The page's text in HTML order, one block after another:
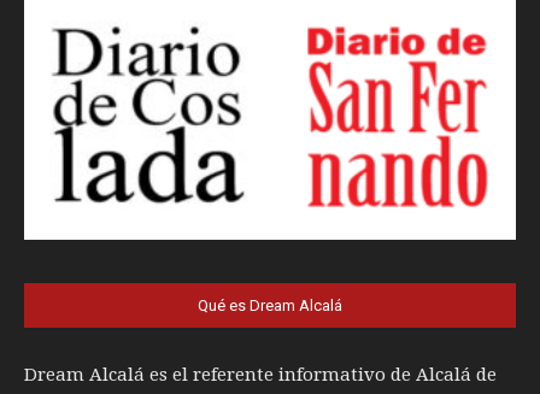
Qué es Dream Alcalá
Dream Alcalá es el referente informativo de Alcalá de